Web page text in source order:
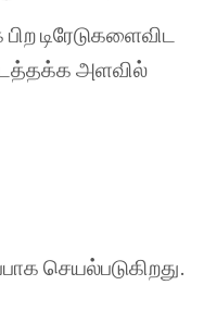
டிரேடுகளைவிட
அளவில்
செயல்படுகிறது.